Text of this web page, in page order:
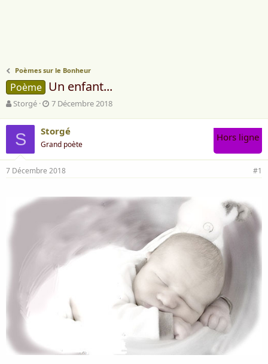
Poèmes sur le Bonheur
Poème Un enfant...
A
t
e
u
r
d
e
d
Storgé
D
e
d
d
é
u
7 Décembre 2018
S Storgé
Grand poète
Hors ligne
7 Décembre 2018 #1